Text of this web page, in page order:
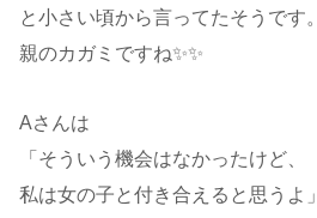
と小さい頃から言ってたそうです。
親のカガミですね✨✨
Aさんは
「そういう機会はなかったけど、
私は女の子と付き合えると思うよ」